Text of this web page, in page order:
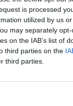
is processed
utilized by us
may separately
on the IAB’s list of
third parties on the
third parties.
nos
Castelo
esteve
das
de